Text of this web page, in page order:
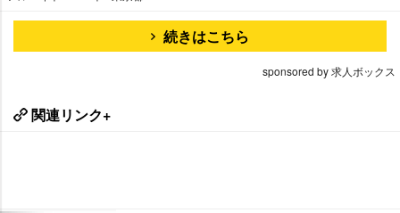
続きはこちら
sponsored by 求人ボックス
関連リンク+